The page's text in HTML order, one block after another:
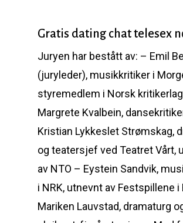
Gratis dating chat telesex
Juryen har bestått av: – Emil
(juryleder), musikkritiker i
styremedlem i Norsk
Margrete Kvalbein,
Kristian Lykkeslet Strømskag,
og teatersjef ved Teatret Vårt,
av NTO – Eystein Sandvik,
i NRK, utnevnt av Festspillene i
Mariken Lauvstad, dramaturg